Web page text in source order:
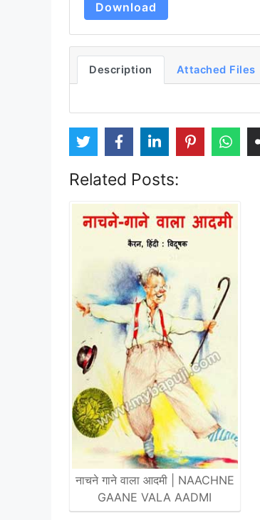
Download
Description Attached Files
Related Posts:
नाचने गाने वाला आदमी | NAACHNE
GAANE VALA AADMI